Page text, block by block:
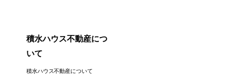
積水ハウス不動産につ
いて
積水ハウス不動産について